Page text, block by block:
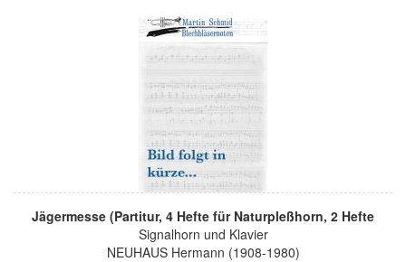
Jägermesse (Partitur, 4 Hefte für Naturpleßhorn, 2 Hefte
Signalhorn und Klavier
NEUHAUS Hermann (1908-1980)